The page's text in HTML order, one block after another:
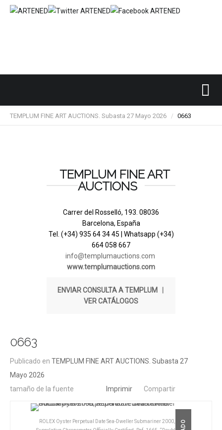
TEMPLUM FINE ART AUCTIONS. Subasta 27 Mayo 2026 / 0663
TEMPLUM FINE ART
AUCTIONS
Carrer del Rosselló, 193. 08036
Barcelona, España
Tel. (+34) 935 64 34 45 | Whatsapp (+34)
664 058 667
info@templumauctions.com
www.templumauctions.com
ENVIAR CONSULTA A TEMPLUM
VER CATÁLOGOS
0663
Publicado en TEMPLUM FINE ART AUCTIONS. Subasta 27
Mayo 2026
tamaño de la fuente
Imprimir Compartir
ROLEX Oyster Perpetual Date Sea-Dweller Submariner 2000,